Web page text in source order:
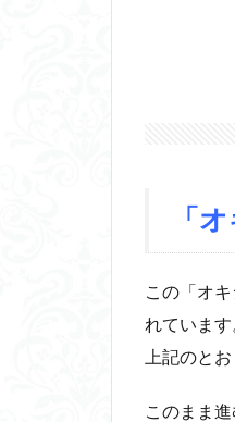
「
この「オ
れています
上記のと
このまま